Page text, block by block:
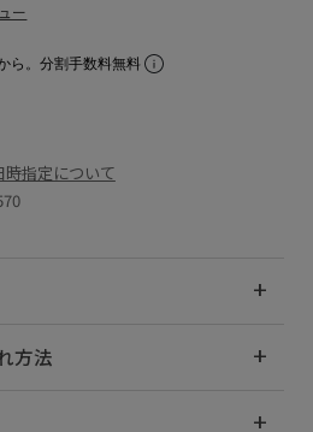
ー
ら。分割手数料無料
指定について
方法